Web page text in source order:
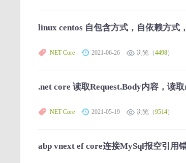
linux centos 自包含方式，自依赖方式
.NET Core 2021-06-26 浏览（4498）
.net core 读取Request.Body内容，读
.NET Core 2021-05-19 浏览（9514）
abp vnext ef core连接MySql报空引用